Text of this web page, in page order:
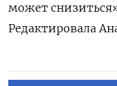
может
Редактировала